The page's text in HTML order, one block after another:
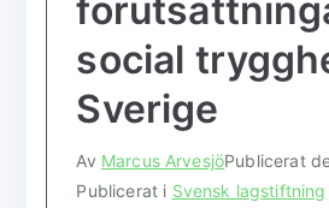
k
social
Sverige
Av Marcus ArvesjöPublicerat
Publicerat i Svensk lagstiftning